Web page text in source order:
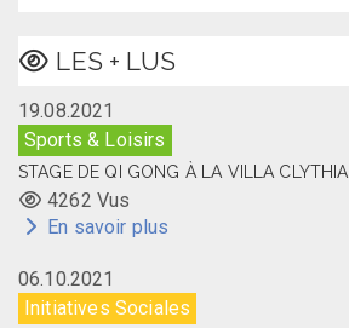
LES + LUS
19.08.2021
Sports & Loisirs
STAGE DE QI GONG À LA VILLA CLYTHIA
4262 Vus
En savoir plus
06.10.2021
Initiatives Sociales